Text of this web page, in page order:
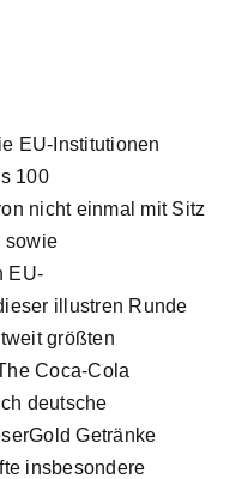
EU-Institutionen
100
nicht einmal mit Sitz
sowie
EU-
illustren Runde
größten
Coca-Cola
deutsche
Getränke
insbesondere